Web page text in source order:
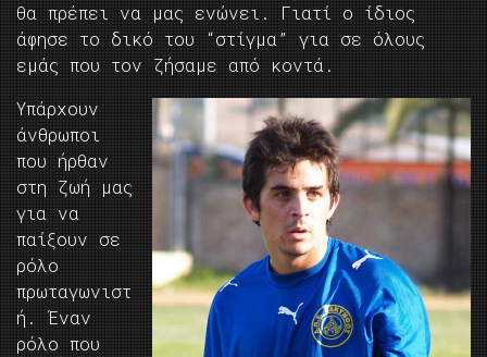
θα πρέπει να μας ενώνει. Γιατί ο ίδιος
άφησε το δικό του “στίγμα” για σε όλους
εμάς που τον ζήσαμε από κοντά.
Υπάρχουν
άνθρωποι
που ήρθαν
στη ζωή μας
για να
παίξουν σε
ρόλο
πρωταγωνιστ
ή. Έναν
ρόλο που